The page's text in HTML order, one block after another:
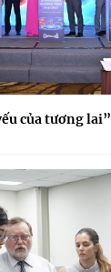
của tương lai”